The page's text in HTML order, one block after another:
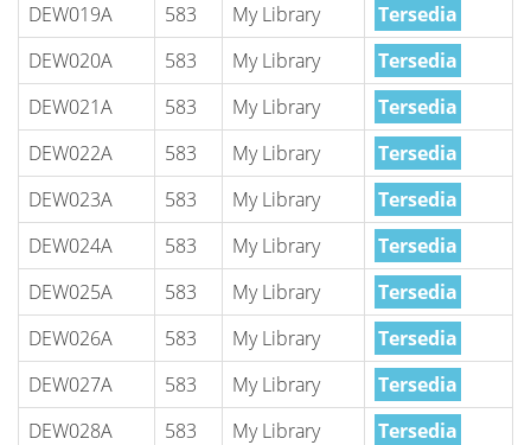
DEW019A 583 My Library
Tersedia
DEW020A
583 My Library
Tersedia
DEW021A
583 My Library
Tersedia
DEW022A
583 My Library
Tersedia
DEW023A
583 My Library
Tersedia
DEW024A
583 My Library
Tersedia
DEW025A
583 My Library
Tersedia
DEW026A
583 My Library
Tersedia
DEW027A
583 My Library
Tersedia
DEW028A
583 My Library
Tersedia